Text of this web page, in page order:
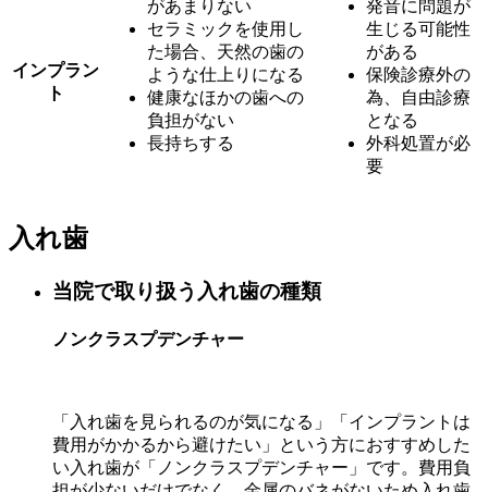
インプラン
ト
があまりない
セラミックを使用し
た場合、天然の歯の
ような仕上りになる
健康なほかの歯への
負担がない
長持ちする
発音に問題が
生じる可能性
がある
保険診療外の
為、自由診療
となる
外科処置が必
要
入れ歯
当院で取り扱う入れ歯の種類
ノンクラスプデンチャー
「入れ歯を見られるのが気になる」「インプラントは
費用がかかるから避けたい」という方におすすめした
い入れ歯が「ノンクラスプデンチャー」です。費用負